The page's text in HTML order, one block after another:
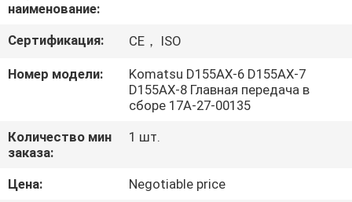
КОМПАНИИ
НАША
КОНТРОЛЬ
КАЧЕСТВА
наименование:
Сертификация: CE， ISO
Номер модели:
Komatsu D155AX-6 D155AX-7
D155AX-8 Главная передача в
сборе 17A-27-00135
Количество мин
заказа:
1 шт.
Цена:
Negotiable price